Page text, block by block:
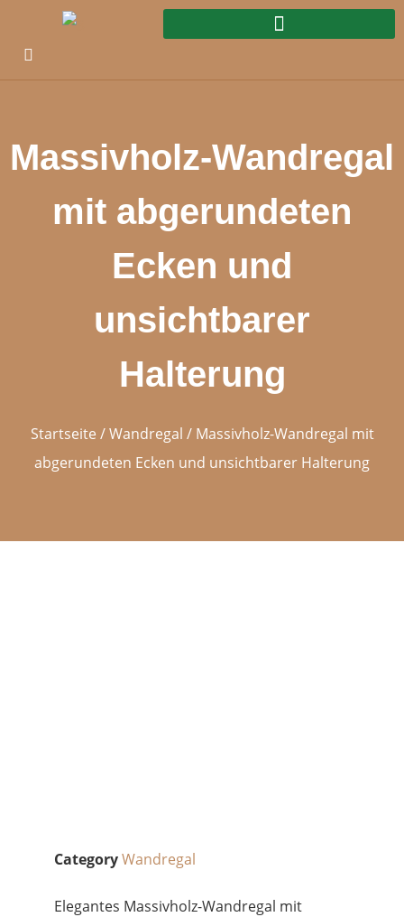
Massivholz-Wandregal
mit abgerundeten
Ecken und
unsichtbarer
Halterung
Startseite /Wandregal / Massivholz-Wandregal mit
abgerundeten Ecken und unsichtbarer Halterung
CategoryWandregal
Elegantes Massivholz-Wandregal mit